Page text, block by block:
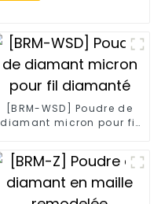
[BRM-WSD] Poudre de
diamant micron pour fil